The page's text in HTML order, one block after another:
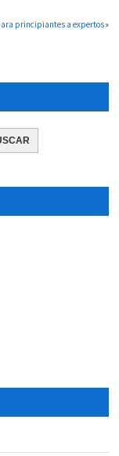
principiantes a expertos»